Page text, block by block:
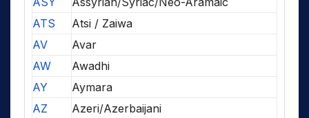
ATS
Atsi / Zaiwa
AV
Avar
AW
Awadhi
AY
Aymara
AZ
Azeri/Azerbaijani